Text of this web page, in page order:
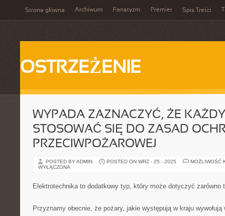
Strona główna Archiwum Fanatyzm Premier Spis Treści
OSTRZEŻENIE
WYPADA ZAZNACZYĆ, ŻE
STOSOWAĆ SIĘ DO ZASAD
PRZECIWPOŻAROWEJ
POSTED BY ADMIN POSTED ON WRZ - 25 - 2025
MOŻLIWOŚĆ
WYŁĄCZONA
Elektrotechnika to dodatkowy typ, który może dotyczyć zarówno
Przyznamy obecnie, że pożary, jakie występują w kraju wywołują